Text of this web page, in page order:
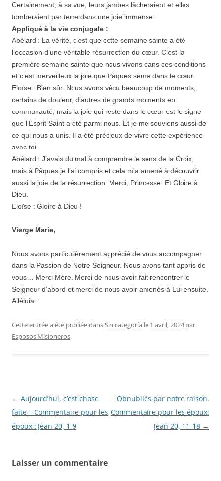
Certainement, à sa vue, leurs jambes lâcheraient et elles
tomberaient par terre dans une joie immense.
Appliqué à la vie conjugale :
Abélard : La vérité, c’est que cette semaine sainte a été
l’occasion d’une véritable résurrection du cœur. C’est la
première semaine sainte que nous vivons dans ces conditions
et c’est merveilleux la joie que Pâques sème dans le cœur.
Eloïse : Bien sûr. Nous avons vécu beaucoup de moments,
certains de douleur, d’autres de grands moments en
communauté, mais la joie qui reste dans le cœur est le signe
que l’Esprit Saint a été parmi nous. Et je me souviens aussi de
ce qui nous a unis. Il a été précieux de vivre cette expérience
avec toi.
Abélard : J’avais du mal à comprendre le sens de la Croix,
mais à Pâques je l’ai compris et cela m’a amené à découvrir
aussi la joie de la résurrection. Merci, Princesse. Et Gloire à
Dieu.
Eloïse : Gloire à Dieu !
Vierge Marie,
Nous avons particulièrement apprécié de vous accompagner
dans la Passion de Notre Seigneur. Nous avons tant appris de
vous… Merci Mère. Merci de nous avoir fait rencontrer le
Seigneur d’abord et merci de nous avoir amenés à Lui ensuite.
Alléluia !
Cette entrée a été publiée dansSin categoría le 1 avril, 2024 par
Esposos Misioneros.
Navigation
des
articles
← Aujourd’hui, c’est chose
faite – Commentaire pour les
époux : Jean 20, 1-9
Obnubilés par notre raison.
Commentaire pour les époux:
Jean 20, 11-18 →
Laisser un commentaire